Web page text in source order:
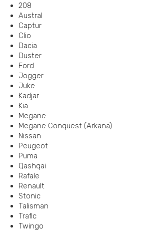
208
Austral
Captur
Clio
Dacia
Duster
Ford
Jogger
Juke
Kadjar
Kia
Megane
Megane Conquest (Arkana)
Nissan
Peugeot
Puma
Qashqai
Rafale
Renault
Stonic
Talisman
Trafic
Twingo